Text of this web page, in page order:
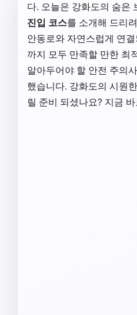
다. 오늘은 강화도의 숨은
진입 코스를 소개해 드리
안동로와 자연스럽게 연
까지 모두 만족할 만한 최
알아두어야 할 안전 주의
했습니다. 강화도의 시원
릴 준비 되셨나요? 지금